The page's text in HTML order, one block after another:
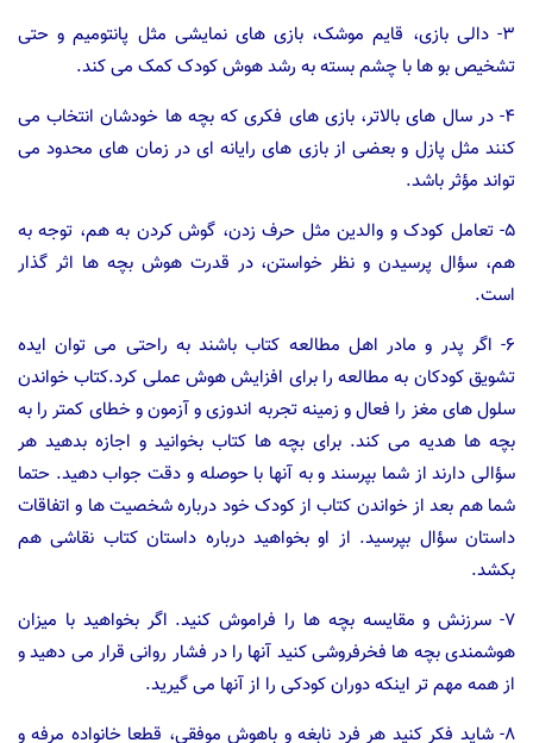
۳- دالی بازی، قایم موشک، بازی های نمایشی مثل پانتومیم و حتی
تشخیص بو ها با چشم بسته به رشد هوش کودک کمک می کند.
۴- در سال های بالاتر، بازی های فکری که بچه ها خودشان انتخاب می
کنند مثل پازل و بعضی از بازی های رایانه ای در زمان های محدود می
تواند مؤثر باشد.
۵- تعامل کودک و والدین مثل حرف زدن، گوش کردن به هم، توجه به
هم، سؤال پرسیدن و نظر خواستن، در قدرت هوش بچه ها اثر گذار
است.
۶- اگر پدر و مادر اهل مطالعه کتاب باشند به راحتی می توان ایده
تشویق کودکان به مطالعه را برای افزایش هوش عملی کرد.کتاب خواندن
سلول های مغز را فعال و زمینه تجربه اندوزی و آزمون و خطای کمتر را به
بچه ها هدیه می کند. برای بچه ها کتاب بخوانید و اجازه بدهید هر
سؤالی دارند از شما بپرسند و به آنها با حوصله و دقت جواب دهید. حتما
شما هم بعد از خواندن کتاب از کودک خود درباره شخصیت ها و اتفاقات
داستان سؤال بپرسید. از او بخواهید درباره داستان کتاب نقاشی هم
بکشد.
۷- سرزنش و مقایسه بچه ها را فراموش کنید. اگر بخواهید با میزان
هوشمندی بچه ها فخرفروشی کنید آنها را در فشار روانی قرار می دهید و
از همه مهم تر اینکه دوران کودکی را از آنها می گیرید.
۸- شاید فکر کنید هر فرد نابغه و باهوش موفقی، قطعا خانواده مرفه و